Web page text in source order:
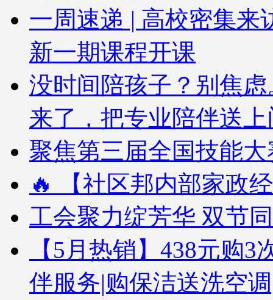
一周速递 | 高校密集来
新一期课程开课
没时间陪孩子？别焦
来了，把专业陪伴送上
聚焦第三届全国技能
🔥 【社区邦内部家政
工会聚力绽芳华 双节
【5月热销】438元购
伴服务|购保洁送洗空